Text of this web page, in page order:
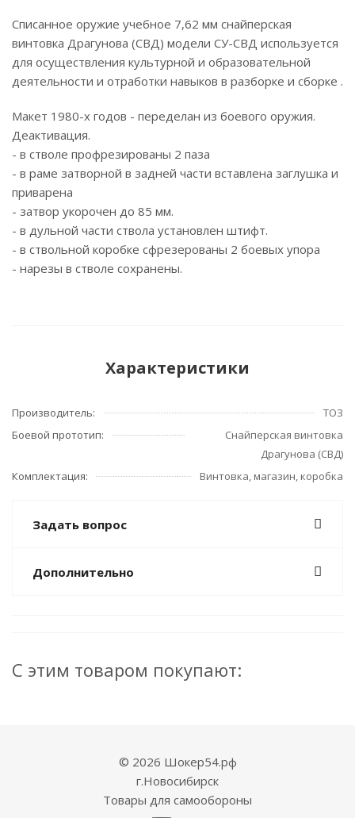
Списанное оружие учебное 7,62 мм снайперская
винтовка Драгунова (СВД) модели СУ-СВД используется
для осуществления культурной и образовательной
деятельности и отработки навыков в разборке и сборке .
Макет 1980-х годов - переделан из боевого оружия.
Деактивация.
- в стволе профрезированы 2 паза
- в раме затворной в задней части вставлена заглушка и
приварена
- затвор укорочен до 85 мм.
- в дульной части ствола установлен штифт.
- в ствольной коробке сфрезерованы 2 боевых упора
- нарезы в стволе сохранены.
Характеристики
Производитель:
ТОЗ
Боевой прототип:
Снайперская винтовка
Драгунова (СВД)
Комплектация:
Винтовка, магазин, коробка
Задать вопрос
Дополнительно
С этим товаром покупают:
© 2026 Шокер54.рф
г.Новосибирск
Товары для самообороны